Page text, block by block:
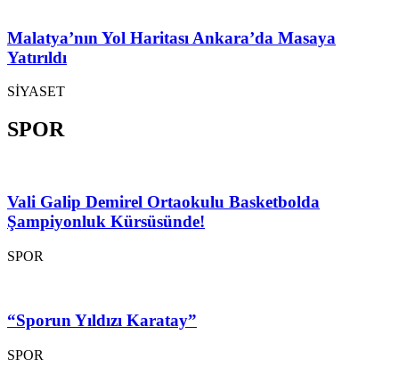
Malatya’nın Yol Haritası Ankara’da Masaya
Yatırıldı
SİYASET
SPOR
Vali Galip Demirel Ortaokulu Basketbolda
Şampiyonluk Kürsüsünde!
SPOR
“Sporun Yıldızı Karatay”
SPOR